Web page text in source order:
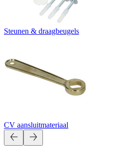
Steunen & draagbeugels
CV aansluitmateriaal